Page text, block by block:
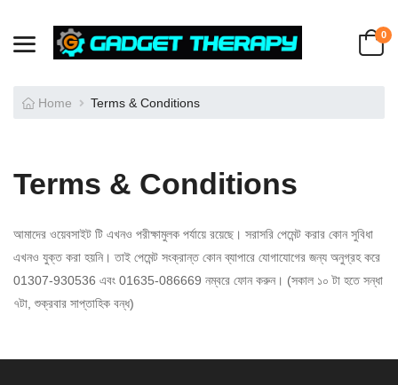
0
Home Terms & Conditions
Terms & Conditions
আমাদের ওয়েবসাইট টি এখনও পরীক্ষামুলক পর্যায়ে রয়েছে। সরাসরি পেমেন্ট করার কোন সুবিধা
এখনও যুক্ত করা হয়নি। তাই পেমেন্ট সংক্রান্ত কোন ব্যাপারে যোগাযোগের জন্য অনুগ্রহ করে
01307-930536 এবং 01635-086669 নম্বরে ফোন করুন। (সকাল ১০ টা হতে সন্ধা
৭টা, শুক্রবার সাপ্তাহিক বন্ধ)